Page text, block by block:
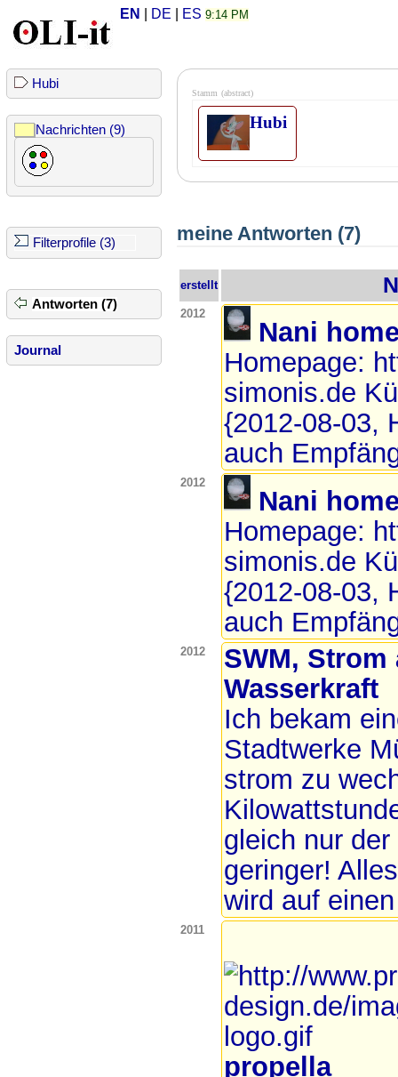
EN DE ES 9:14 PM
Hubi
Nachrichten (9)
Filterprofile (3)
Antworten (7)
Journal
Stamm (abstract)
Hubi
meine Antworten (7)
erstellt
2012
Nani
Homepage:
simonis.de
{2012-08-03,
auch
2012
Nani
Homepage:
simonis.de
{2012-08-03,
auch
2012
SWM, Strom
Wasserkraft
Ich bekam
Stadtwerke
strom zu
gleich nur
geringer!
wird auf
2011
propella